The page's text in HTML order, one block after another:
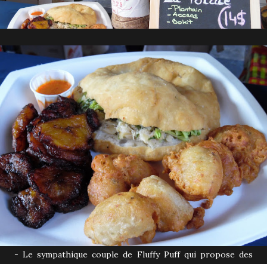
- Le sympathique couple de Fluffy Puff qui propose des